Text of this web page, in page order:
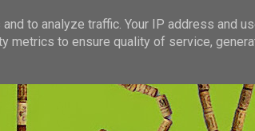
to analyze traffic. Your IP address and
metrics to ensure quality of service,